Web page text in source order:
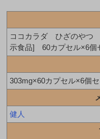
ココカラダ ひざのやつ
示食品] 60カプセル×6個
303mg×60カプセル×6個セ
健人